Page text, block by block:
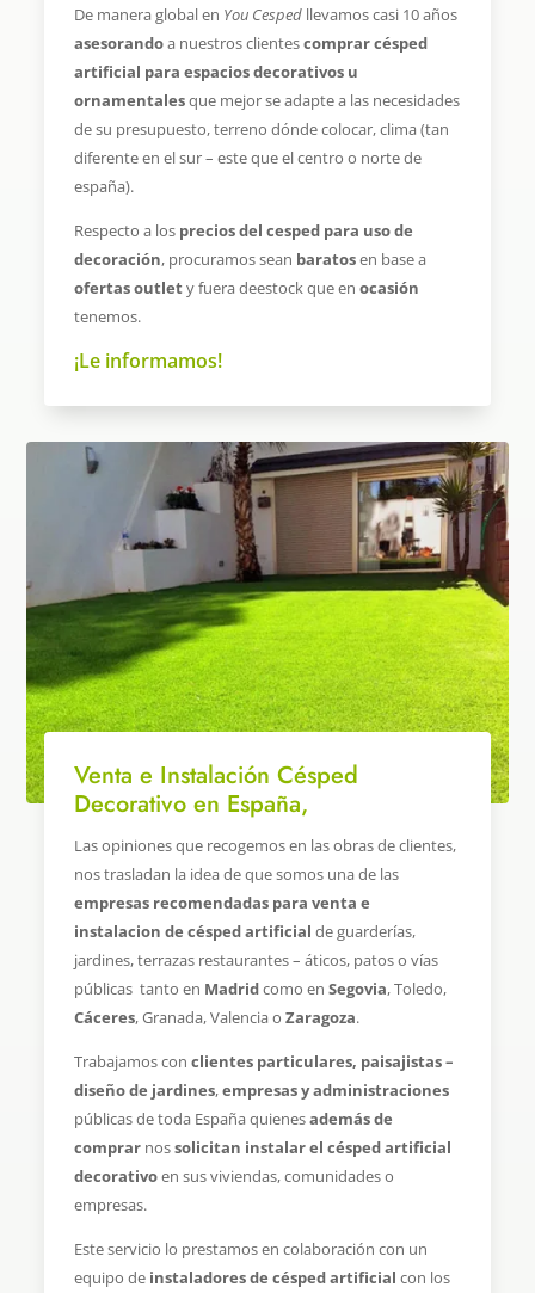
De manera global en You Cesped llevamos casi 10 años
asesorandoa nuestros clientescomprar césped
artificial para espacios decorativos u
ornamentalesque mejor se adapte a las necesidades
de su presupuesto, terreno dónde colocar, clima (tan
diferente en el sur – este que el centro o norte de
españa).
Respecto a los precios del cesped para uso de
decoración, procuramos sean baratosen base a
ofertas outlety fuera deestock que enocasión
tenemos.
¡Le informamos!
Venta e Instalación Césped
Decorativo en España,
Las opiniones que recogemos en las obras de clientes,
nos trasladan la idea de que somos una de las
empresas recomendadas para venta e
instalacion de césped artificial de guarderías,
jardines, terrazas restaurantes – áticos, patos o vías
públicas tanto en Madridcomo enSegovia, Toledo,
Cáceres, Granada, Valencia oZaragoza.
Trabajamos conclientes particulares, paisajistas –
diseño de jardines,empresas y administraciones
públicas de toda España quienesademás de
comprar nossolicitan instalar el césped artificial
decorativoen sus viviendas, comunidades o
empresas.
Este servicio lo prestamos en colaboración con un
equipo de instaladores de césped artificial con los